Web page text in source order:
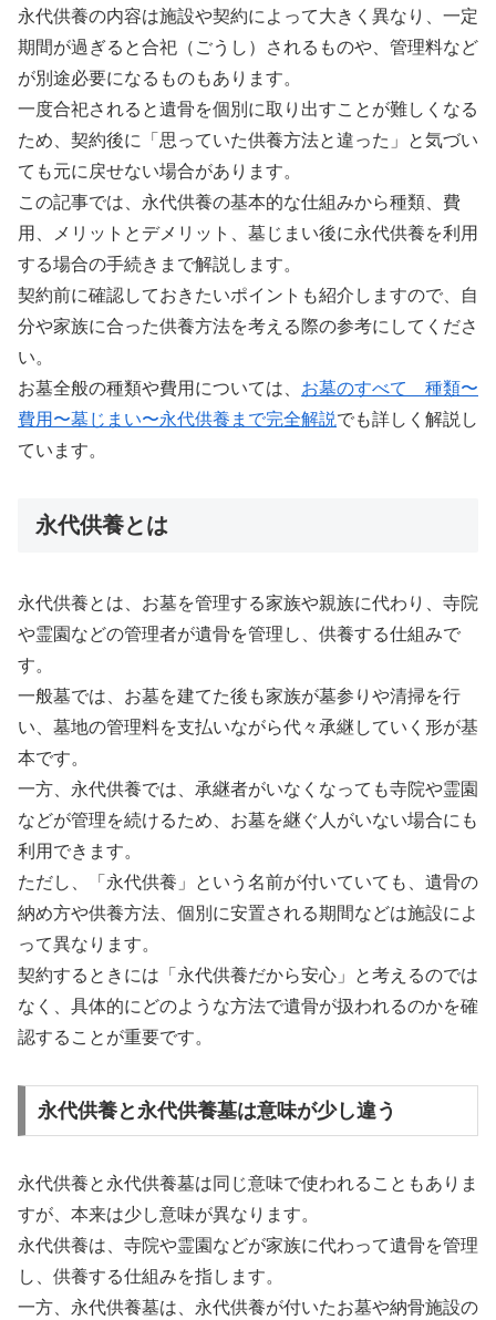
永代供養の内容は施設や契約によって大きく異なり、一定
期間が過ぎると合祀（ごうし）されるものや、管理料など
が別途必要になるものもあります。
一度合祀されると遺骨を個別に取り出すことが難しくなる
ため、契約後に「思っていた供養方法と違った」と気づい
ても元に戻せない場合があります。
この記事では、永代供養の基本的な仕組みから種類、費
用、メリットとデメリット、墓じまい後に永代供養を利用
する場合の手続きまで解説します。
契約前に確認しておきたいポイントも紹介しますので、自
分や家族に合った供養方法を考える際の参考にしてくださ
い。
お墓全般の種類や費用については、 お墓のすべて 種類〜
費用〜墓じまい〜永代供養まで完全解説でも詳しく解説し
ています。
永代供養とは
永代供養とは、お墓を管理する家族や親族に代わり、寺院
や霊園などの管理者が遺骨を管理し、供養する仕組みで
す。
一般墓では、お墓を建てた後も家族が墓参りや清掃を行
い、墓地の管理料を支払いながら代々承継していく形が基
本です。
一方、永代供養では、承継者がいなくなっても寺院や霊園
などが管理を続けるため、お墓を継ぐ人がいない場合にも
利用できます。
ただし、「永代供養」という名前が付いていても、遺骨の
納め方や供養方法、個別に安置される期間などは施設によ
って異なります。
契約するときには「永代供養だから安心」と考えるのでは
なく、具体的にどのような方法で遺骨が扱われるのかを確
認することが重要です。
永代供養と永代供養墓は意味が少し違う
永代供養と永代供養墓は同じ意味で使われることもありま
すが、本来は少し意味が異なります。
永代供養は、寺院や霊園などが家族に代わって遺骨を管理
し、供養する仕組みを指します。
一方、永代供養墓は、永代供養が付いたお墓や納骨施設の